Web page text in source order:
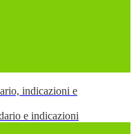
indicazioni e
e indicazioni